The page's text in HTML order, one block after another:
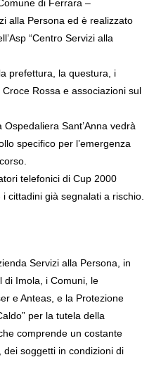
di Ferrara –
alla Persona ed è realizzato
“Centro Servizi alla
prefettura, la questura, i
Rossa e associazioni sul
Ospedaliera Sant’Anna vedrà
specifico per l’emergenza
telefonici di Cup 2000
cittadini già segnalati a rischio.
Servizi alla Persona, in
di Imola, i Comuni, le
e Anteas, e la Protezione
per la tutela della
comprende un costante
soggetti in condizioni di